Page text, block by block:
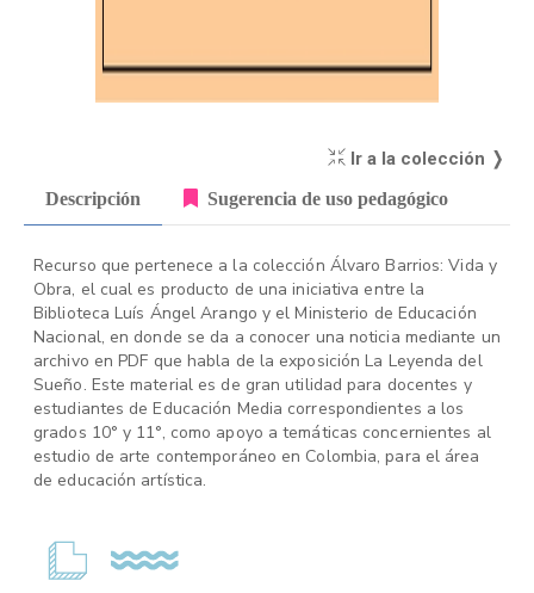
Ir a la colección ❭
Descripción Sugerencia de uso pedagógico
Recurso que pertenece a la colección Álvaro Barrios: Vida y
Obra, el cual es producto de una iniciativa entre la
Biblioteca Luís Ángel Arango y el Ministerio de Educación
Nacional, en donde se da a conocer una noticia mediante un
archivo en PDF que habla de la exposición La Leyenda del
Sueño. Este material es de gran utilidad para docentes y
estudiantes de Educación Media correspondientes a los
grados 10° y 11°, como apoyo a temáticas concernientes al
estudio de arte contemporáneo en Colombia, para el área
de educación artística.